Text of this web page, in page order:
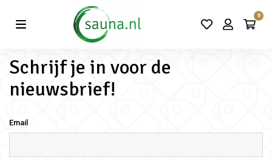
0
Vind de beste acties in één klik!
Schrijf je in voor de
nieuwsbrief!
Email